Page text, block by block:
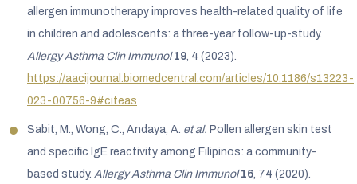
allergen immunotherapy improves health-related quality of life
in children and adolescents: a three-year follow-up-study.
Allergy Asthma Clin Immunol 19, 4 (2023).
https://aacijournal.biomedcentral.com/articles/10.1186/s13223-
023-00756-9#citeas
Sabit, M., Wong, C., Andaya, A. et al. Pollen allergen skin test
and specific IgE reactivity among Filipinos: a community-
based study. Allergy Asthma Clin Immunol 16, 74 (2020).